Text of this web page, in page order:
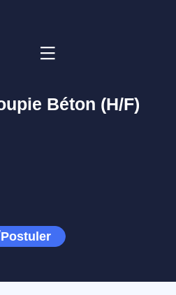
Béton (H/F)
Postuler